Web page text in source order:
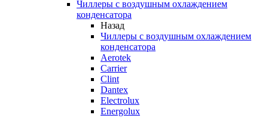
Чиллеры с воздушным охлаждением
конденсатора
Назад
Чиллеры с воздушным охлаждением
конденсатора
Aerotek
Carrier
Clint
Dantex
Electrolux
Energolux